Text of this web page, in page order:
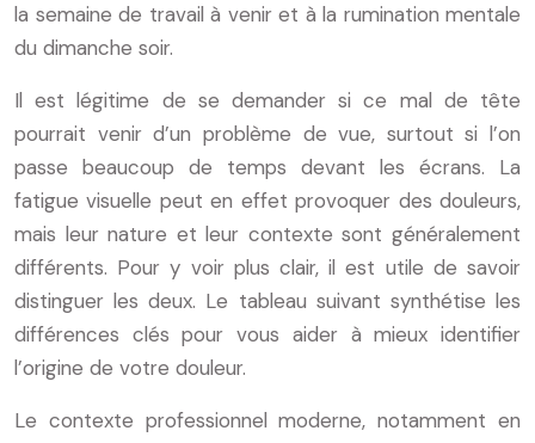
la semaine de travail à venir et à la rumination mentale
du dimanche soir.
Il est légitime de se demander si ce mal de tête
pourrait venir d’un problème de vue, surtout si l’on
passe beaucoup de temps devant les écrans. La
fatigue visuelle peut en effet provoquer des douleurs,
mais leur nature et leur contexte sont généralement
différents. Pour y voir plus clair, il est utile de savoir
distinguer les deux. Le tableau suivant synthétise les
différences clés pour vous aider à mieux identifier
l’origine de votre douleur.
Le contexte professionnel moderne, notamment en